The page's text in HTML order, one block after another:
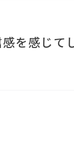
を感じて